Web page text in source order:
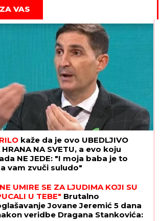
VAS
kaže da je ovo UBEDLJIVO
HRANA NA SVETU, a evo koju
NE JEDE: "I moja baba je to
vam zvuči suludo"
UMIRE SE ZA LJUDIMA KOJI SU
U TEBE" Brutalno
Jovane Jeremić 5 dana
veridbe Dragana Stankovića: